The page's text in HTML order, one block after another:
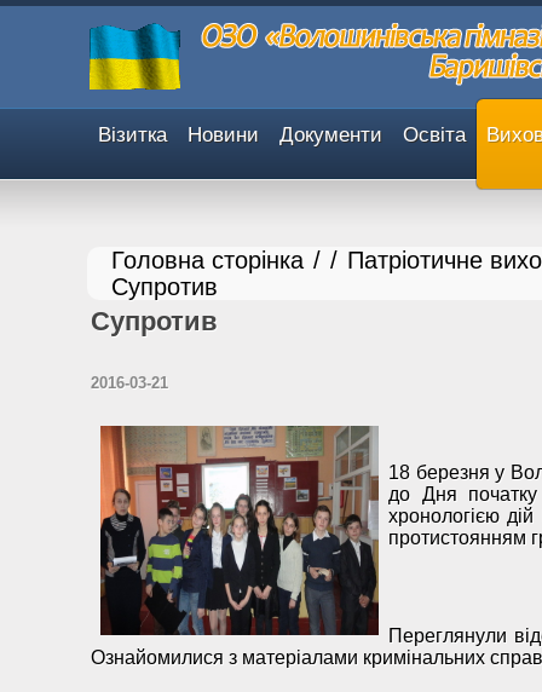
Візитка Новини Документи Освіта
Головна сторінка / / Патріотичне
Супротив
Супротив
2016-03-21
18 березня у
до Дня початку
хронологією
протистоянням
Переглянули
Ознайомилися з матеріалами кримінальних справ